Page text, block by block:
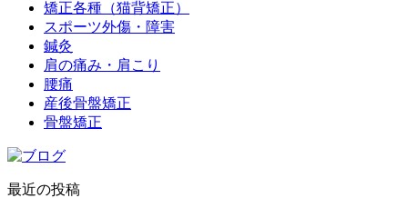
矯正各種（猫背矯正）
スポーツ外傷・障害
鍼灸
肩の痛み・肩こり
腰痛
産後骨盤矯正
骨盤矯正
最近の投稿